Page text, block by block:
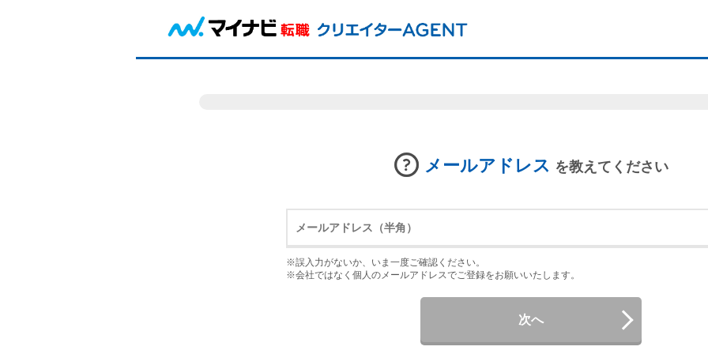
メールアドレス を教えてください
※誤入力がないか、いま一度ご確認ください。
※会社ではなく個人のメールアドレスでご登録をお願いいたします。
次へ